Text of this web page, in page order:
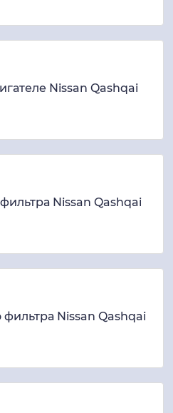
Nissan Qashqai
Nissan Qashqai
Nissan Qashqai